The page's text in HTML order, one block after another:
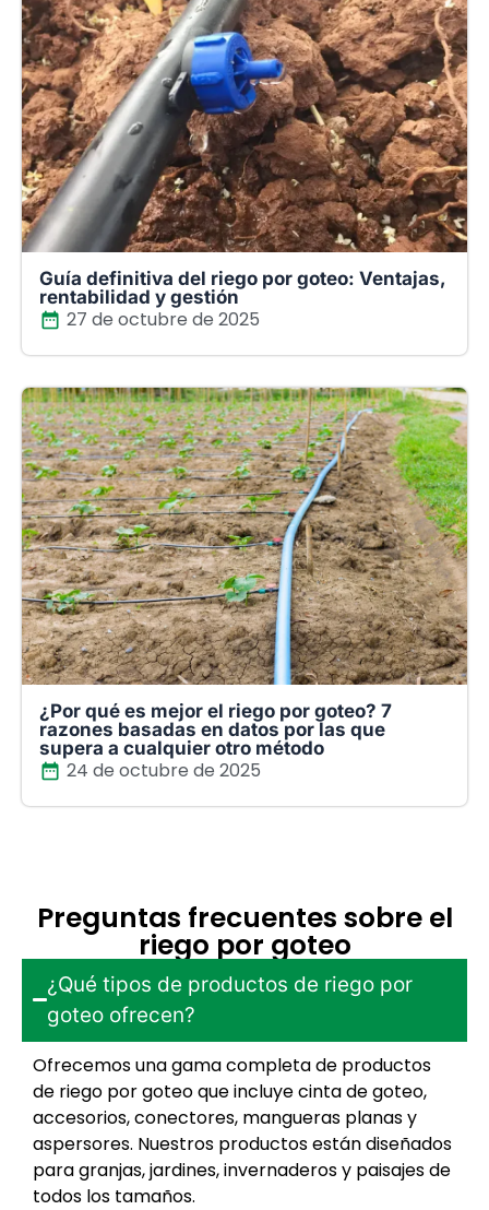
Guía definitiva del riego por goteo: Ventajas,
rentabilidad y gestión
27 de octubre de 2025
¿Por qué es mejor el riego por goteo? 7
razones basadas en datos por las que
supera a cualquier otro método
24 de octubre de 2025
Preguntas frecuentes sobre el
riego por goteo
¿Qué tipos de productos de riego por
goteo ofrecen?
Ofrecemos una gama completa de productos
de riego por goteo que incluye cinta de goteo,
accesorios, conectores, mangueras planas y
aspersores. Nuestros productos están diseñados
para granjas, jardines, invernaderos y paisajes de
todos los tamaños.